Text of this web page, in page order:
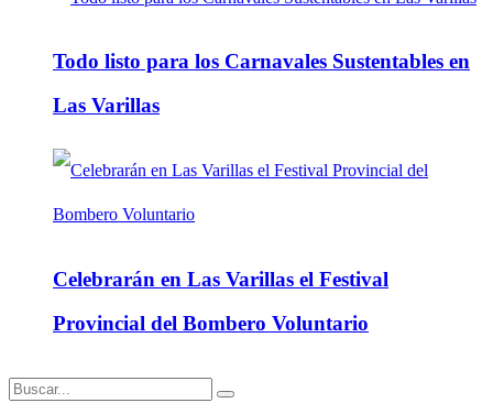
Todo listo para los Carnavales Sustentables en
Las Varillas
Celebrarán en Las Varillas el Festival
Provincial del Bombero Voluntario